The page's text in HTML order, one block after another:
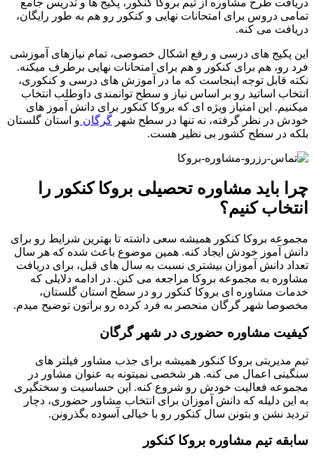
دریافت طرح مشاوره از تیم بروکا کنکور، پکیج ها و تدریس جامع
تمامی دروس برای امتحانات نهایی و کنکور رو هم به طور رایگان،
دریافت می کنه.
این پکیج های درسی و رفع اشکال خصوصی، تمام نیازهای آموزشی
فرد رو، هم برای کنکور و هم برای امتحانات نهایی برطرف می­کنه.
نکته قابل توجه اینجاست که ما در آموزش های درسی و کنکوری،
انتخاب اساتید رو بر اساس نیاز و سطح توانمندی داوطلب انتخاب
میکنیم. این امتیاز ویژه ای که بروکا کنکور برای دانش آموز های
خودش در نظر گرفته، نه تنها در سطح شهر گرگان و استان گلستان
بلکه در سطح کشور بی نظیر هست.
چرا باید مشاوره تحصیلی بروکا کنکور را
انتخاب کنیم؟
مجموعه بروکا کنکور همیشه سعی داشته تا بهترین شرایط رو برای
دانش آموز خودش ایجاد کنه. همین موضوع باعث شده که هر سال
تعداد دانش آموزان بیشتری نسبت به سال های قبل، برای دریافت
مشاوره به مجموعه بروکا مراجعه می کنن. در ادامه دلایلی که
خدمات مشاوره ای بروکا کنکور رو در سطح استان گلستان،
مخصوصا شهر گرگان منحصر به فرد کرده رو براتون توضیح میدم.
کیفیت مشاوره حضوری در شهر گرگان
تیم مدیریتی بروکا کنکور همیشه برای جذب مشاور فیلتر های
سنگینی اعمال می کنه. هر شخصی نمیتونه به عنوان مشاور در
مجموعه فعالیت خودش رو شروع کنه. این حساسیت و سختگیری
به این دلیله که دانش آموزان برای انتخاب مشاور حضوری، دچار
تردید نشن و بتونن سال کنکور رو با خیالی آسوده بگذرونن.
سابقه تیم مشاوره بروکا کنکور